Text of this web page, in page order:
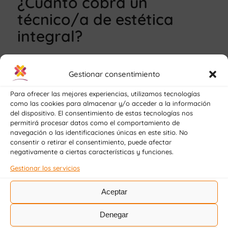
Gestionar consentimiento
Para ofrecer las mejores experiencias, utilizamos tecnologías
como las cookies para almacenar y/o acceder a la información
del dispositivo. El consentimiento de estas tecnologías nos
permitirá procesar datos como el comportamiento de
navegación o las identificaciones únicas en este sitio. No
consentir o retirar el consentimiento, puede afectar
negativamente a ciertas características y funciones.
Gestionar los servicios
Aceptar
Denegar
técnico/a de estética
integral?
Los profesionales recién titulados en
estética cobrancomo mínimo el SMI que en
estos momentos está en 14 pagas de 1134€
ó 15876 € /anuales. Pero eso es solo para
empezar. Recuerda que la experiencia y la
especialización en un área específica de la
estética te garantizará mejores condiciones
haces trabajador/a autónomo para ofrecer